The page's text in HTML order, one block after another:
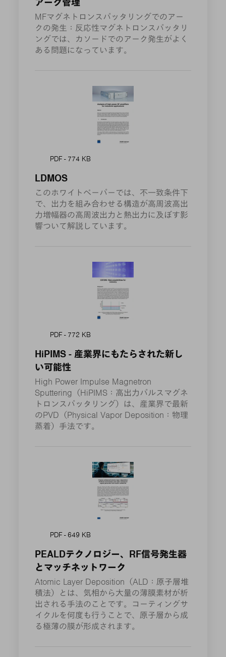
アーク管理
MFマグネトロンスパッタリングでのアー
クの発生：反応性マグネトロンスパッタリ
ングでは、カソードでのアーク発生がよく
ある問題になっています。
PDF - 774 KB
LDMOS
このホワイトペーパーでは、不一致条件下
で、出力を組み合わせる構造が高周波高出
力増幅器の高周波出力と熱出力に及ぼす影
響ついて解説しています。
PDF - 772 KB
HiPIMS - 産業界にもたらされた新し
い可能性
High Power Impulse Magnetron
Sputtering（HiPIMS：高出力パルスマグネ
トロンスパッタリング）は、産業界で最新
のPVD（Physical Vapor Deposition：物理
蒸着）手法です。
PDF - 649 KB
PEALDテクノロジー、RF信号発生器
とマッチネットワーク
Atomic Layer Deposition（ALD：原子層堆
積法）とは、気相から大量の薄膜素材が析
出される手法のことです。コーティングサ
イクルを何度も行うことで、原子層から成
る極薄の膜が形成されます。